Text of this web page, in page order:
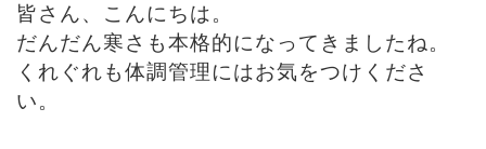
皆さん、こんにちは。
だんだん寒さも本格的になってきましたね。
くれぐれも体調管理にはお気をつけくださ
い。